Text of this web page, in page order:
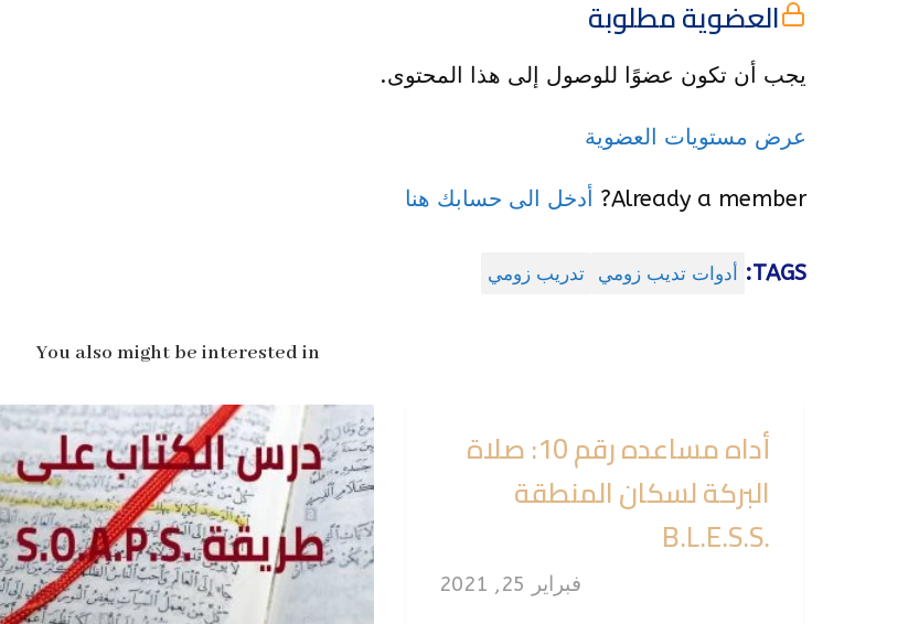
العضوية مطلوبة
يجب أن تكون عضوًا للوصول إلى هذا المحتوى.
عرض مستويات العضوية
Already a member? أدخل الى حسابك هنا
TAGS: أدوات تديب زومي تدريب زومي
You also might be interested in
أداه مساعده رقم 10: صلاة
البركة لسكان المنطقة
.B.L.E.S.S
فبراير 25, 2021